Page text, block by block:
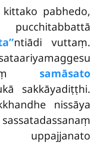
kittako pabhedo,
pucchitabbattā
ntiādi vuttaṃ.
samāsato
sakkāyadiṭṭhi.
nissāya
uppajjanato